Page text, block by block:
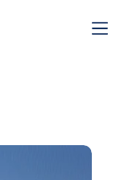
إلى
المحتوى